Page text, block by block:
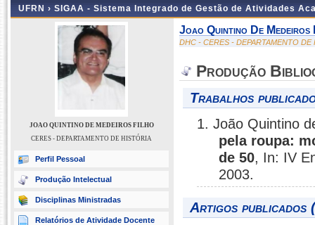
UFRN › SIGAA - Sistema Integrado de Gestão de Atividades
JOAO QUINTINO DE MEDEIROS FILHO
CERES - DEPARTAMENTO DE HISTÓRIA
Perfil Pessoal
Produção Intelectual
Disciplinas Ministradas
Relatórios de Atividade Docente
Joao Quintino De Medeiros
DHC - CERES - DEPARTAMENTO DE
Produção
Trabalhos
1. João Quintino
pela roupa:
de 50, In: IV
2003.
Artigos publicados